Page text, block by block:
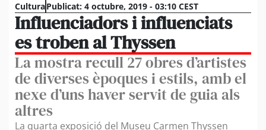
CulturaPublicat: 4 octubre, 2019 - 03:10 CEST
Influenciadors i influenciats
es troben al Thyssen
La mostra recull 27 obres d’artistes
de diverses èpoques i estils, amb el
nexe d’uns haver servit de guia als
altres
La quarta exposició del Museu Carmen Thyssen